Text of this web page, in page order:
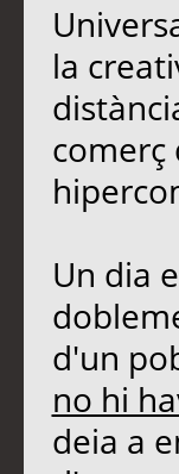
la
comerç
Un dia
d'un
no hi
deia a